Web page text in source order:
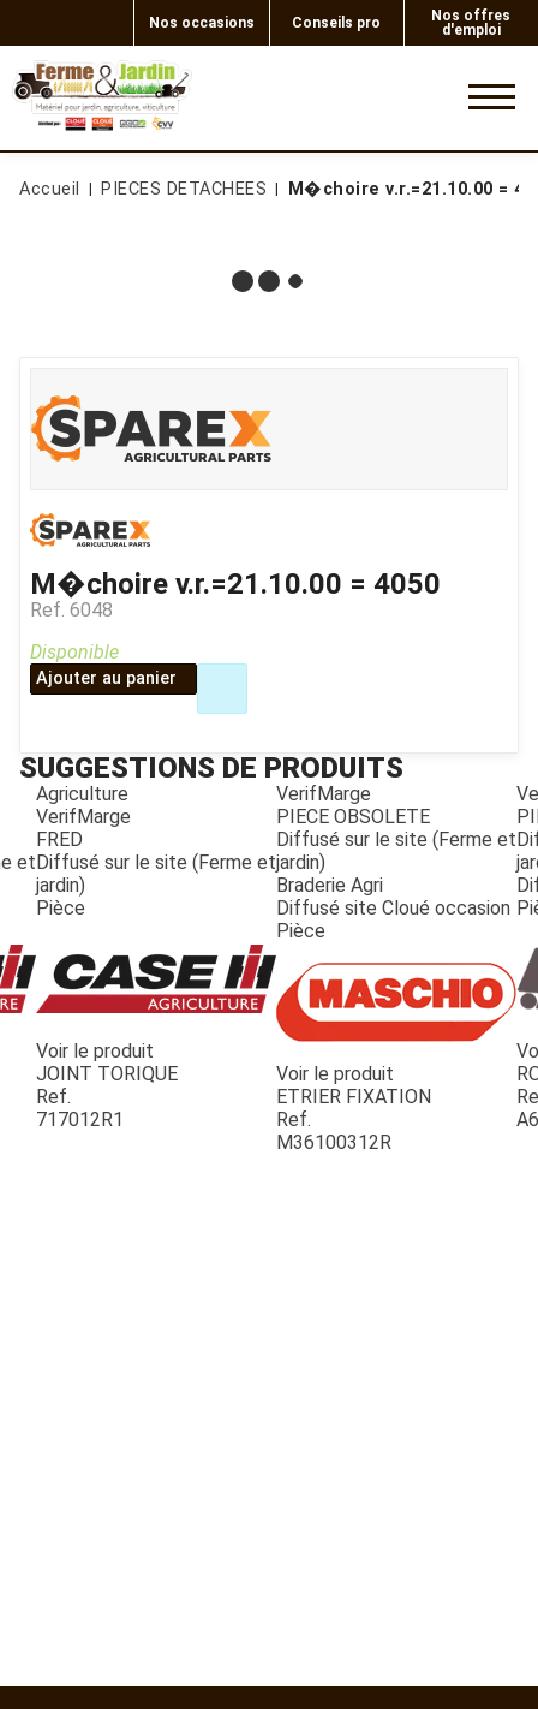
Nos occasions Conseils pro
Nos offres
d'emploi
JOUET
ESPACES VERTS
Accueil PIECES DETACHEES M�choire v.r.=21.10.00 =
M�choire v.r.=21.10.00 = 4050
Ref. 6048
Disponible
Ajouter au panier
SUGGESTIONS DE PRODUITS
et
Agriculture
VerifMarge
FRED
Diffusé sur le site (Ferme et
jardin)
Pièce
Voir le produit
JOINT TORIQUE
Ref.
717012R1
VerifMarge
PIECE OBSOLETE
Diffusé sur le site (Ferme et
jardin)
Braderie Agri
Diffusé site Cloué occasion
Pièce
Voir le produit
ETRIER FIXATION
Ref.
M36100312R